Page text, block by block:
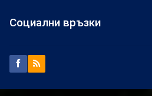
Социални връзки